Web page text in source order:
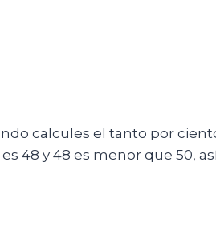
calcules el tanto por
48 y 48 es menor que 50,